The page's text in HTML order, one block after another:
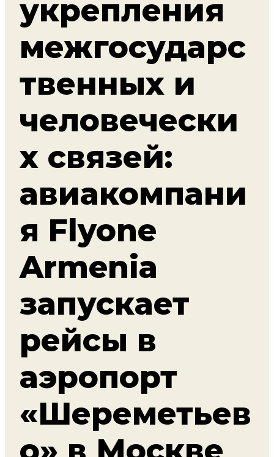
укрепления
межгосударс
твенных и
человечески
х связей:
авиакомпани
я Flyone
Armenia
запускает
рейсы в
аэропорт
«Шереметьев